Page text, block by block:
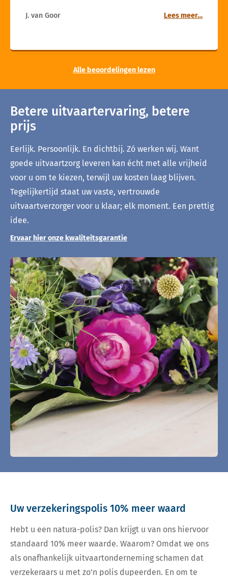
J. van Goor Lees meer…
Alle beoordelingen lezen
Betere uitvaartervaring, betere
prijs
Eerlijk. Persoonlijk. En dichtbij. Zó werken wij. Want
goede uitvaartzorg leveren kan écht met alle vrijheid
voor u om te kiezen, terwijl uw kosten laag blijven.
Tegelijkertijd staat uw vaste, vertrouwde
uitvaartverzorger voor u klaar; elk moment. Een prettig
idee.
Ervaar hier onze kwaliteitsgarantie
Uw verzekeringspolis 10% meer waard
Hebt u een natura-polis? Dan krijgt u van ons hiervoor
standaard 10% meer waarde. Waarom? Omdat we ons
als onafhankelijk uitvaartonderneming schamen dat
verzekeraars u met zo’n polis dupeerden. En om te